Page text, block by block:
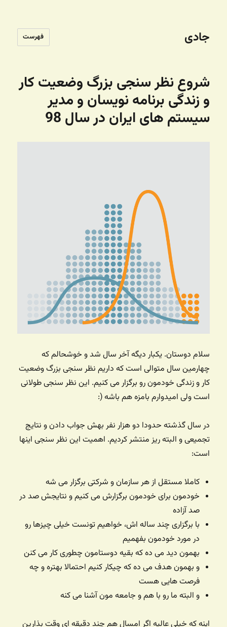
جادی فهرست
شروع نظر سنجی بزرگ وضعیت کار
و زندگی برنامه نویسان و مدیر
سیستم های ایران در سال 98
سلام دوستان. یکبار دیگه آخر سال شد و خوشحالم که
چهارمین سال متوالی است که داریم نظر سنجی بزرگ وضعیت
کار و زندگی خودمون رو برگزار می کنیم. این نظر سنجی طولانی
است ولی امیدوارم بامزه هم باشه (:
در سال گذشته حدودا دو هزار نفر بهش جواب دادن و نتایج
تجمیعی و البته ریز منتشر کردیم. اهمیت این نظر سنجی اینها
است:
کاملا مستقل از هر سازمان و شرکتی برگزار می شه
خودمون برای خودمون برگزارش می کنیم و نتایجش صد در
صد آزاده
با برگزاری چند ساله اش، خواهیم تونست خیلی چیزها رو
در مورد خودمون بفهمیم
بهمون دید می ده که بقیه دوستامون چطوری کار می کنن
و بهمون هدف می ده که چیکار کنیم احتمالا بهتره و چه
فرصت هایی هست
و البته ما رو با هم و جامعه مون آشنا می کنه
اینه که خیلی عالیه اگر امسال هم چند دقیقه ای وقت بذارین